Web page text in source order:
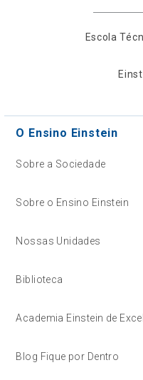
Escola
O Ensino Einstein
Sobre a Sociedade
Sobre o Ensino Einstein
Nossas Unidades
Biblioteca
Academia Einstein de
Blog Fique por Dentro